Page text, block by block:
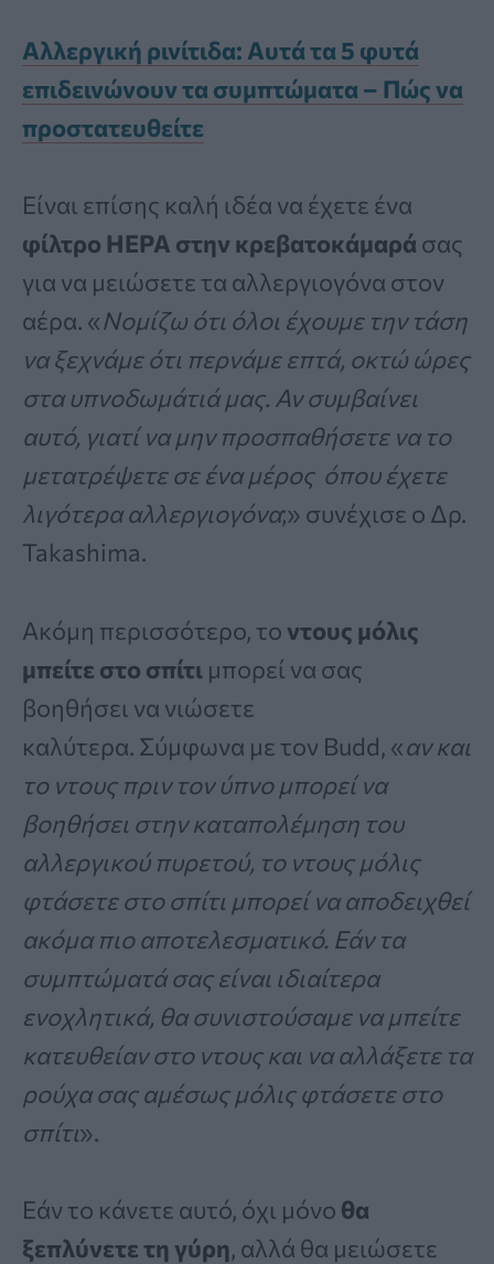
Αλλεργική ρινίτιδα: Αυτά τα 5 φυτά
επιδεινώνουν τα συμπτώματα – Πώς να
προστατευθείτε
Είναι επίσης καλή ιδέα να έχετε ένα
φίλτρο HEPA στην κρεβατοκάμαρά σας
για να μειώσετε τα αλλεργιογόνα στον
αέρα. «Νομίζω ότι όλοι έχουμε την τάση
να ξεχνάμε ότι περνάμε επτά, οκτώ ώρες
στα υπνοδωμάτιά μας. Αν συμβαίνει
αυτό, γιατί να μην προσπαθήσετε να το
μετατρέψετε σε ένα μέρος όπου έχετε
λιγότερα αλλεργιογόνα;» συνέχισε ο Δρ.
Takashima.
Ακόμη περισσότερο, τοντους μόλις
μπείτε στο σπίτι μπορεί να σας
βοηθήσει να νιώσετε
καλύτερα. Σύμφωνα με τον Budd, «αν και
το ντους πριν τον ύπνο μπορεί να
βοηθήσει στην καταπολέμηση του
αλλεργικού πυρετού, το ντους μόλις
φτάσετε στο σπίτι μπορεί να αποδειχθεί
ακόμα πιο αποτελεσματικό. Εάν τα
συμπτώματά σας είναι ιδιαίτερα
ενοχλητικά, θα συνιστούσαμε να μπείτε
κατευθείαν στο ντους και να αλλάξετε τα
ρούχα σας αμέσως μόλις φτάσετε στο
σπίτι».
Εάν το κάνετε αυτό, όχι μόνο θα
ξεπλύνετε τη γύρη, αλλά θα μειώσετε